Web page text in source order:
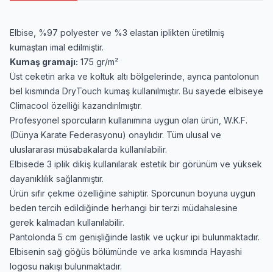
Elbise, %97 polyester ve %3 elastan iplikten üretilmiş
kumaştan imal edilmiştir.
Kumaş gramajı: 175 gr/m²
Üst ceketin arka ve koltuk altı bölgelerinde, ayrıca pantolonun
bel kısmında DryTouch kumaş kullanılmıştır. Bu sayede elbiseye
Climacool özelliği kazandırılmıştır.
Profesyonel sporcuların kullanımına uygun olan ürün, W.K.F.
(Dünya Karate Federasyonu) onaylıdır. Tüm ulusal ve
uluslararası müsabakalarda kullanılabilir.
Elbisede 3 iplik dikiş kullanılarak estetik bir görünüm ve yüksek
dayanıklılık sağlanmıştır.
Ürün sıfır çekme özelliğine sahiptir. Sporcunun boyuna uygun
beden tercih edildiğinde herhangi bir terzi müdahalesine
gerek kalmadan kullanılabilir.
Pantolonda 5 cm genişliğinde lastik ve uçkur ipi bulunmaktadır.
Elbisenin sağ göğüs bölümünde ve arka kısmında Hayashi
logosu nakışı bulunmaktadır.